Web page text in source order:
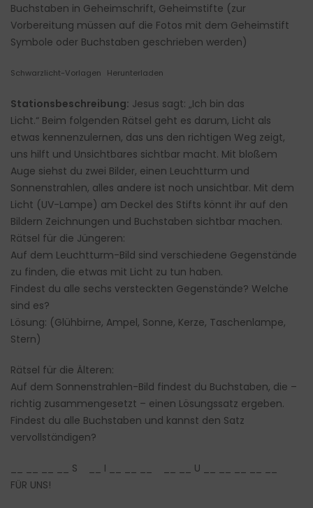
Buchstaben in Geheimschrift, Geheimstifte (zur
Vorbereitung müssen auf die Fotos mit dem Geheimstift
Symbole oder Buchstaben geschrieben werden)
Schwarzlicht-Vorlagen Herunterladen
Stationsbeschreibung: Jesus sagt: „Ich bin das
Licht.“ Beim folgenden Rätsel geht es darum, Licht als
etwas kennenzulernen, das uns den richtigen Weg zeigt,
uns hilft und Unsichtbares sichtbar macht. Mit bloßem
Auge siehst du zwei Bilder, einen Leuchtturm und
Sonnenstrahlen, alles andere ist noch unsichtbar. Mit dem
Licht (UV-Lampe) am Deckel des Stifts könnt ihr auf den
Bildern Zeichnungen und Buchstaben sichtbar machen.
Rätsel für die Jüngeren:
Auf dem Leuchtturm-Bild sind verschiedene Gegenstände
zu finden, die etwas mit Licht zu tun haben.
Findest du alle sechs versteckten Gegenstände? Welche
sind es?
Lösung: (Glühbirne, Ampel, Sonne, Kerze, Taschenlampe,
Stern)
Rätsel für die Älteren:
Auf dem Sonnenstrahlen-Bild findest du Buchstaben, die –
richtig zusammengesetzt – einen Lösungssatz ergeben.
Findest du alle Buchstaben und kannst den Satz
vervollständigen?
__ __ __ __ S __ I __ __ __ __ __ U __ __ __ __ __
FÜR UNS!